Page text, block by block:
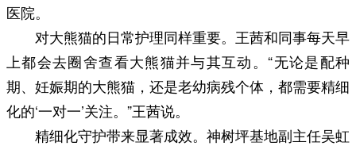
医院。
对大熊猫的日常护理同样重要。王茜和同事每天早
上都会去圈舍查看大熊猫并与其互动。“无论是配种
期、妊娠期的大熊猫，还是老幼病残个体，都需要精细
化的‘一对一’关注。”王茜说。
精细化守护带来显著成效。神树坪基地副主任吴虹